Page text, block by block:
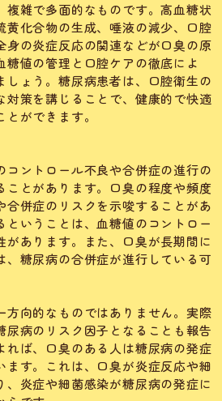
複雑で多面的なものです。高血糖状
黄化合物の生成、唾液の減少、口腔
身の炎症反応の関連などが口臭の原
糖値の管理と口腔ケアの徹底によ
しょう。糖尿病患者は、口腔衛生の
対策を講じることで、健康的で快適
ができます。
コントロール不良や合併症の進行の
ことがあります。口臭の程度や頻度
合併症のリスクを示唆することがあ
ということは、血糖値のコントロー
があります。また、口臭が長期間に
、糖尿病の合併症が進行している可
方向的なものではありません。実際
尿病のリスク因子となることも報告
れば、口臭のある人は糖尿病の発症
ます。これは、口臭が炎症反応や細
、炎症や細菌感染が糖尿病の発症に